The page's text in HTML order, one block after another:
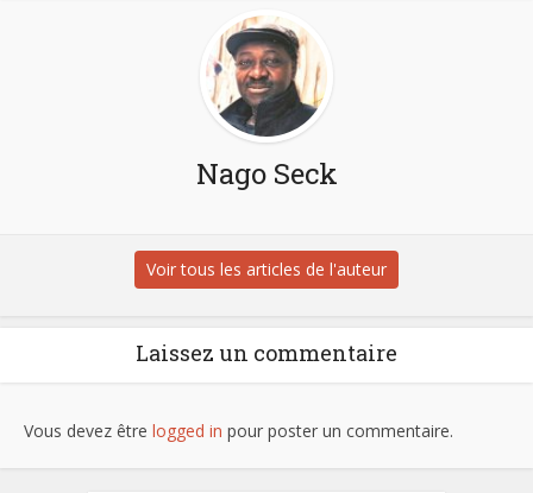
Nago Seck
Voir tous les articles de l'auteur
Laissez un commentaire
Vous devez être logged in pour poster un commentaire.